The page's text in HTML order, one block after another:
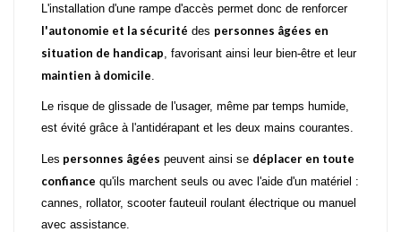
L'installation d'une rampe d'accès permet donc de renforcer
l'autonomie et la sécurité des personnes âgées en
situation de handicap , favorisant ainsi leur bien-être et leur
maintien à domicile
Le risque de glissade de l'usager, même par temps humide,
est évité grâce à l'antidérapant et les deux mains courantes.
Les personnes âgées peuvent ainsi se déplacer en toute
confiance qu'ils marchent seuls ou avec l'aide d'un matériel :
cannes, rollator, scooter fauteuil roulant électrique ou manuel
avec assistance.